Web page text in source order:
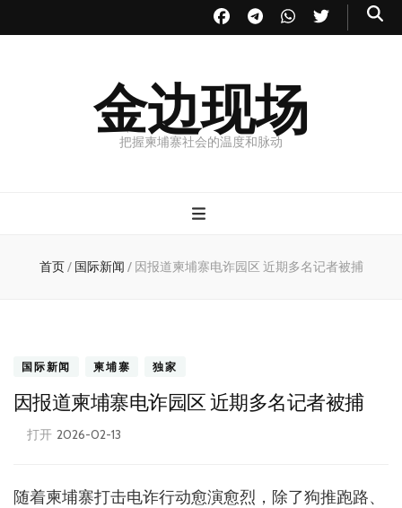
金边现场
把握柬埔寨社会的温度和脉动
首页/ 国际新闻 / 因报道柬埔寨电诈园区 近期多名记者被捕
国际新闻 柬埔寨 独家
因报道柬埔寨电诈园区 近期多名记者被捕
打开 2026-02-13
随着柬埔寨打击电诈行动愈演愈烈，除了狗推跑路、